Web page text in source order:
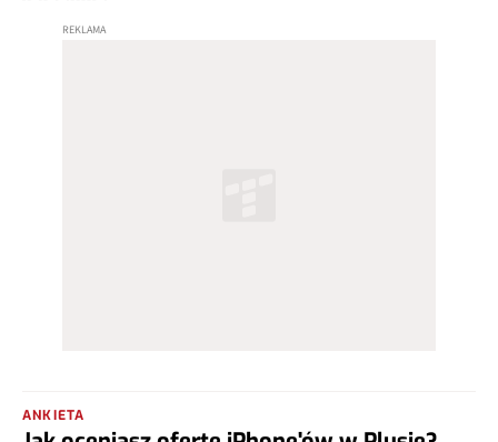
ANKIETA